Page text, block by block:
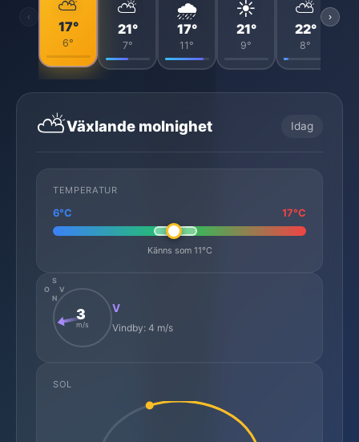
‹ ⛅
17°
6°
⛅
21°
7°
🌧️
17°
11°
☀️
21°
9°
⛅
22°
8°
›
⛅Växlande molnighet Idag
TEMPERATUR
6°C 17°C
Känns som 11°C
N
S
O
V
3
m/s
V
Vindby: 4 m/s
SOL